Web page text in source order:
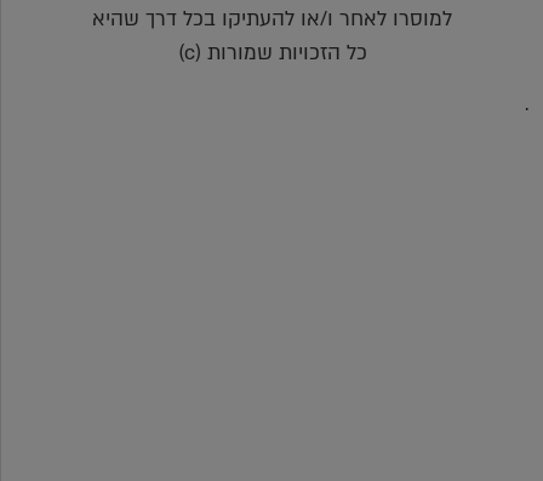
למוסרו לאחר ו/או להעתיקו בכל דרך שהיא
כל הזכויות שמורות (c)
.